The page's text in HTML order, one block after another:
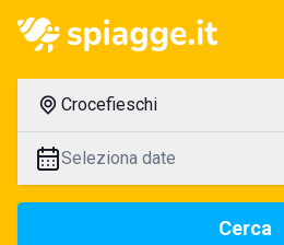
Crocefieschi
Seleziona date
Cerca